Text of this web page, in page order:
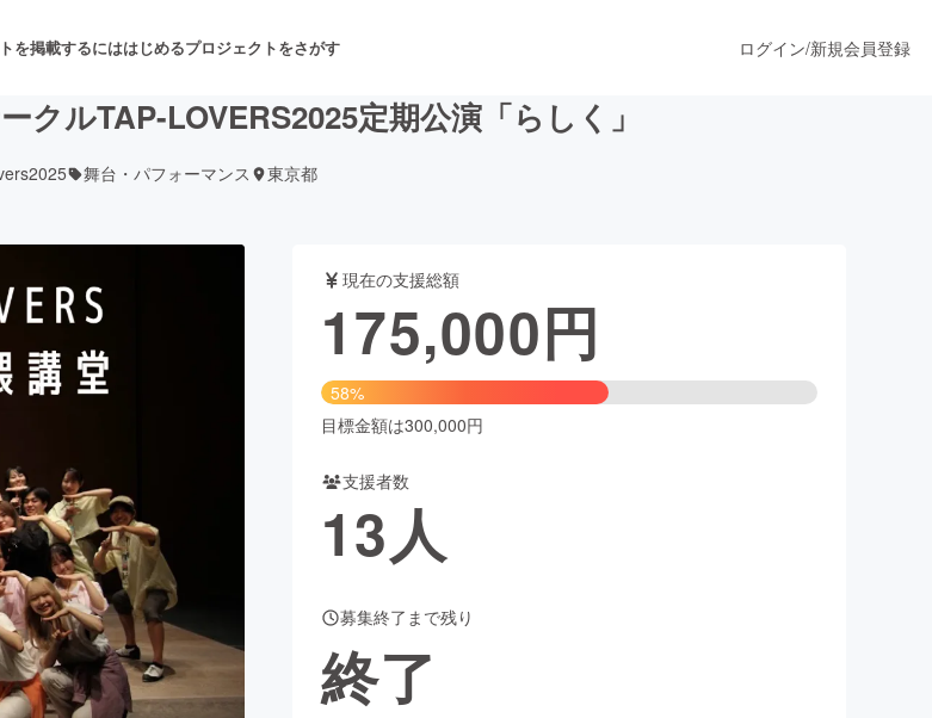
を掲載するにははじめるプロジェクトをさがす
舞台・パフォーマンス
開発 ファッション
ビューティー・ヘルスケア
for Social GoodCAMPFIRE Creation
ふるさと納税machi-yaコミュニティ
ログイン/新規会員登録
クルTAP-LOVERS2025定期公演「らしく」
舞台・パフォーマンス 東京都
現在の支援総額
175,000円
58%
目標金額は300,000円
支援者数
13人
募集終了まで残り
終了